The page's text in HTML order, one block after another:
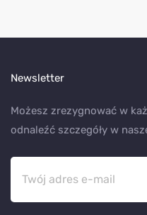
Newsletter
Możesz zrezygnować w
odnaleźć szczegóły w